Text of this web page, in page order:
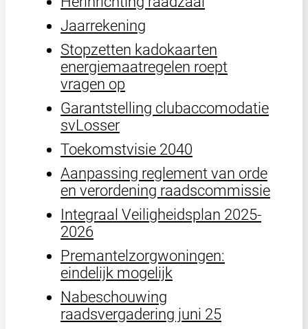
Jaarrekening
Stopzetten kadokaarten
energiemaatregelen roept
vragen op
Garantstelling clubaccomodatie
svLosser
Toekomstvisie 2040
Aanpassing reglement van orde
en verordening raadscommissie
Integraal Veiligheidsplan 2025-
2026
Premantelzorgwoningen:
eindelijk mogelijk
Nabeschouwing
raadsvergadering juni 25